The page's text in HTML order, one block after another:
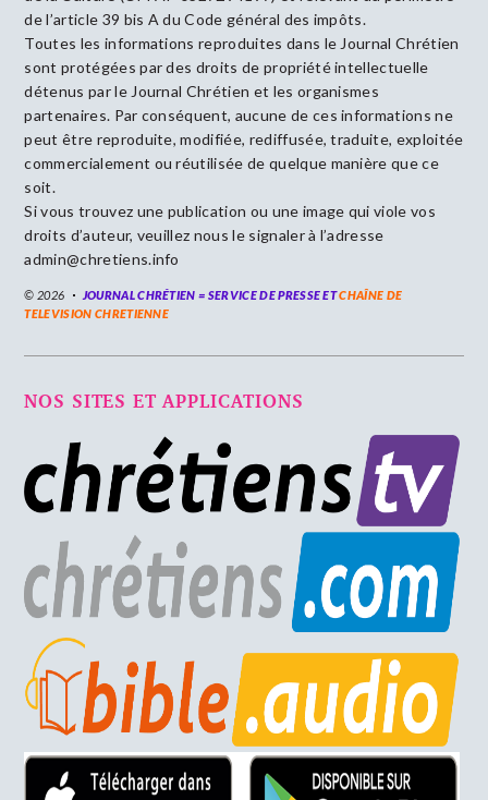
de l’article 39 bis A du Code général des impôts.
Toutes les informations reproduites dans le Journal Chrétien
sont protégées par des droits de propriété intellectuelle
détenus par le Journal Chrétien et les organismes
partenaires. Par conséquent, aucune de ces informations ne
peut être reproduite, modifiée, rediffusée, traduite, exploitée
commercialement ou réutilisée de quelque manière que ce
soit.
Si vous trouvez une publication ou une image qui viole vos
droits d’auteur, veuillez nous le signaler à l’adresse
admin@chretiens.info
© 2026 JOURNAL CHRÉTIEN = SERVICE DE PRESSE ETCHAÎNE DE
TELEVISION CHRETIENNE
NOS SITES ET APPLICATIONS